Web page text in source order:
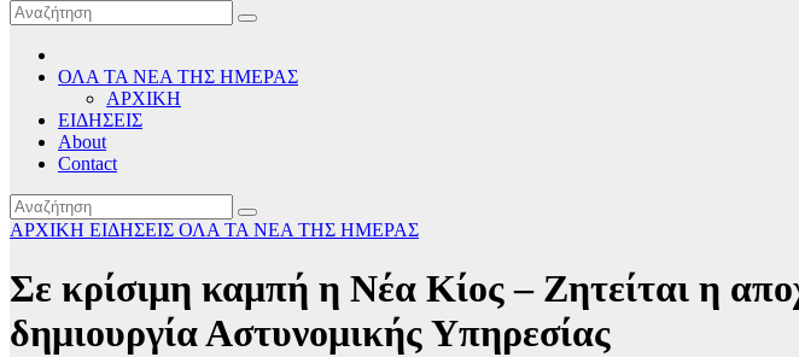
ΟΛΑ ΤΑ ΝΕΑ ΤΗΣ ΗΜΕΡΑΣ
ΑΡΧΙΚΗ
ΕΙΔΗΣΕΙΣ
About
Contact
ΑΡΧΙΚΗ ΕΙΔΗΣΕΙΣ ΟΛΑ ΤΑ ΝΕΑ ΤΗΣ ΗΜΕΡΑΣ
Σε κρίσιμη καμπή η Νέα Κίος – Ζητείται η
δημιουργία Αστυνομικής Υπηρεσίας